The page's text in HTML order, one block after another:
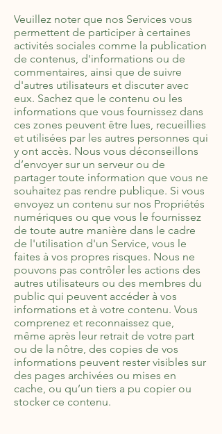
Veuillez noter que nos Services vous
permettent de participer à certaines
activités sociales comme la publication
de contenus, d'informations ou de
commentaires, ainsi que de suivre
d'autres utilisateurs et discuter avec
eux. Sachez que le contenu ou les
informations que vous fournissez dans
ces zones peuvent être lues, recueillies
et utilisées par les autres personnes qui
y ont accès. Nous vous déconseillons
d’envoyer sur un serveur ou de
partager toute information que vous ne
souhaitez pas rendre publique. Si vous
envoyez un contenu sur nos Propriétés
numériques ou que vous le fournissez
de toute autre manière dans le cadre
de l'utilisation d'un Service, vous le
faites à vos propres risques. Nous ne
pouvons pas contrôler les actions des
autres utilisateurs ou des membres du
public qui peuvent accéder à vos
informations et à votre contenu. Vous
comprenez et reconnaissez que,
même après leur retrait de votre part
ou de la nôtre, des copies de vos
informations peuvent rester visibles sur
des pages archivées ou mises en
cache, ou qu’un tiers a pu copier ou
stocker ce contenu.